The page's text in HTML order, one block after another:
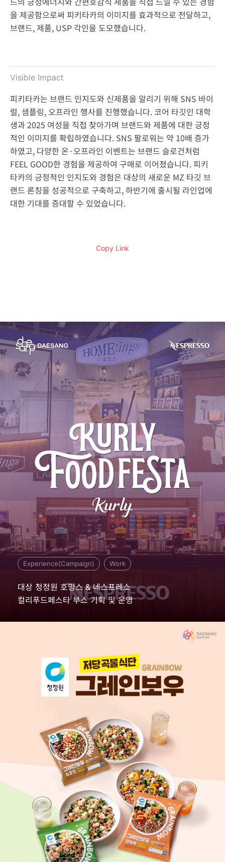
을 제공함으로써 피키타카의 이미지를 효과적으로 전달하고,
브랜드, 제품, USP 각인을 도모했습니다.
Visible Impact
피키타카는 브랜드 인지도와 신제품을 알리기 위해 SNS 바이
럴, 샘플링, 오프라인 행사를 진행했습니다. 코어 타깃인 대학
생과 2025 여성을 직접 찾아가며 브랜드와 제품에 대한 긍정
적인 이미지를 확립하였습니다. SNS 팔로워는 약 10배 증가
하였고, 다양한 온·오프라인 이벤트는 브랜드 슬로건처럼
FEEL GOOD한 경험을 제공하여 구매로 이어졌습니다. 피키
타카의 긍정적인 인지도와 경험은 대상의 새로운 MZ 타깃 브
랜드 론칭을 성공적으로 구축하고, 하반기에 출시될 라인업에
대한 기대를 증대할 수 있었습니다.
Experience(campaign) Work
대상 청정원 호밍스 & 네스프레소
컬리푸드페스타 부스 기획 및 운영